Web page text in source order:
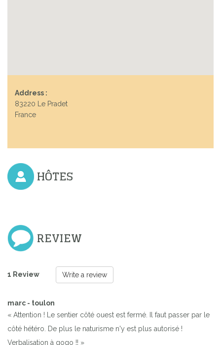
Address :
83220 Le Pradet
France
HÔTES
REVIEW
1 Review Write a review
marc - toulon
« Attention ! Le sentier côté ouest est fermé. Il faut passer par le
côté hétéro. De plus le naturisme n'y est plus autorisé !
Verbalisation à gogo !! »